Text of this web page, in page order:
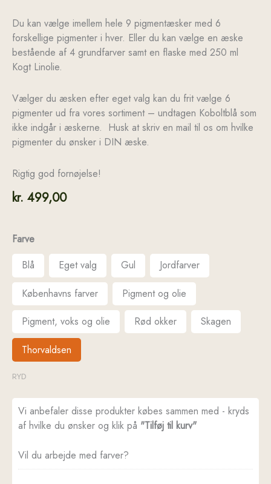
Du kan vælge imellem hele 9 pigmentæsker med 6
forskellige pigmenter i hver. Eller du kan vælge en æske
bestående af 4 grundfarver samt en flaske med 250 ml
Kogt Linolie.
Vælger du æsken efter eget valg kan du frit vælge 6
pigmenter ud fra vores sortiment – undtagen Koboltblå som
ikke indgår i æskerne. Husk at skriv en mail til os om hvilke
pigmenter du ønsker i DIN æske.
Rigtig god fornøjelse!
kr. 499,00
Farve
Blå
Eget valg Gul Jordfarver
Københavns farver Pigment og olie
Pigment, voks og olie Rød okker Skagen
Thorvaldsen
RYD
Vi anbefaler disse produkter købes sammen med - kryds
af hvilke du ønsker og klik på "Tilføj til kurv"
Vil du arbejde med farver?